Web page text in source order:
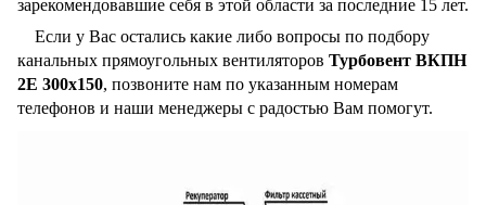
зарекомендовавшие себя в этой области за последние 15 лет.
Если у Вас остались какие либо вопросы по подбору
канальных прямоугольных вентиляторов Турбовент ВКПН
2Е 300х150, позвоните нам по указанным номерам
телефонов и наши менеджеры с радостью Вам помогут.